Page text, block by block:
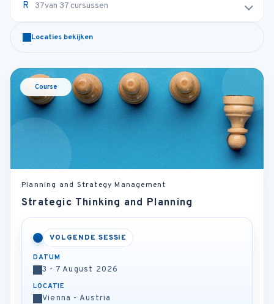
37van 37 cursussen
Locaties bekijken
Course
Planning and Strategy Management
Strategic Thinking and Planning
VOLGENDE SESSIE
DATUM
3 - 7 August 2026
LOCATIE
Vienna - Austria